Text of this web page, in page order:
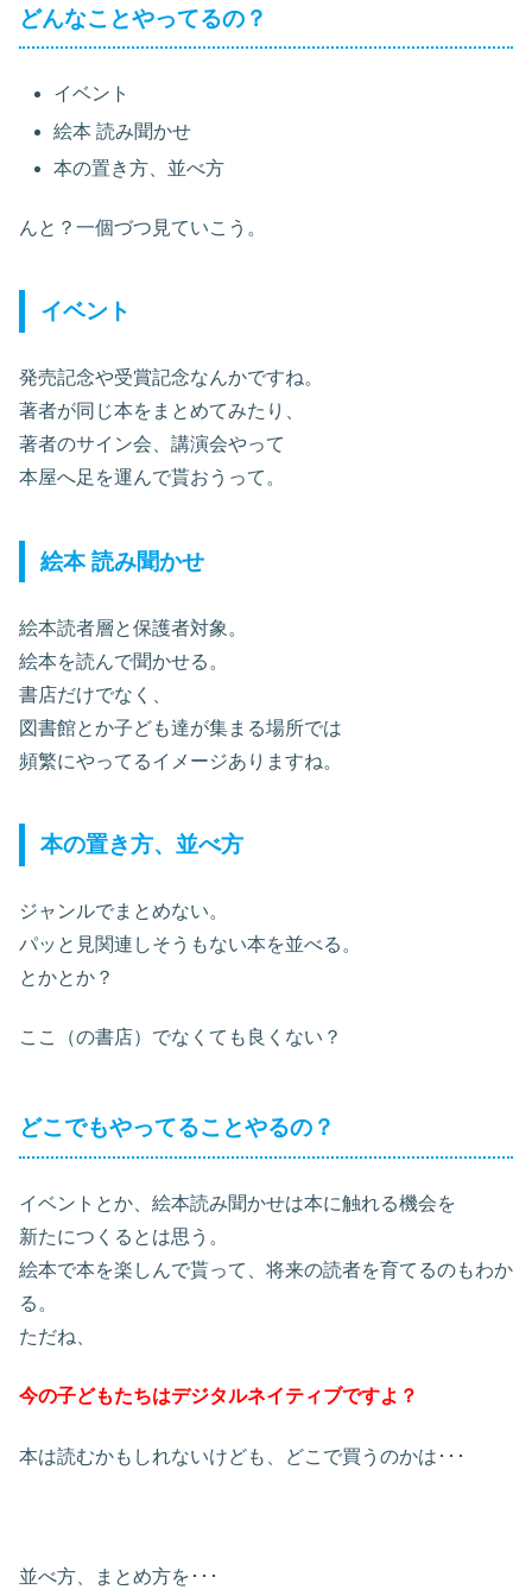
どんなことやってるの？
イベント
絵本 読み聞かせ
本の置き方、並べ方
んと？一個づつ見ていこう。
イベント
発売記念や受賞記念なんかですね。
著者が同じ本をまとめてみたり、
著者のサイン会、講演会やって
本屋へ足を運んで貰おうって。
絵本 読み聞かせ
絵本読者層と保護者対象。
絵本を読んで聞かせる。
書店だけでなく、
図書館とか子ども達が集まる場所では
頻繁にやってるイメージありますね。
本の置き方、並べ方
ジャンルでまとめない。
パッと見関連しそうもない本を並べる。
とかとか？
ここ（の書店）でなくても良くない？
どこでもやってることやるの？
イベントとか、絵本読み聞かせは本に触れる機会を
新たにつくるとは思う。
絵本で本を楽しんで貰って、将来の読者を育てるのもわか
る。
ただね、
今の子どもたちはデジタルネイティブですよ？
本は読むかもしれないけども、どこで買うのかは･･･
並べ方、まとめ方を･･･